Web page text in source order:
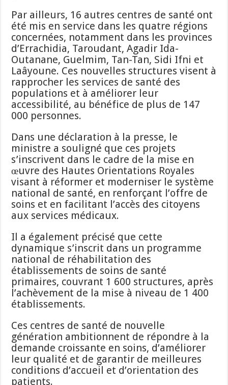
Par ailleurs, 16 autres centres de santé ont
été mis en service dans les quatre régions
concernées, notamment dans les provinces
d’Errachidia, Taroudant, Agadir Ida-
Outanane, Guelmim, Tan-Tan, Sidi Ifni et
Laâyoune. Ces nouvelles structures visent à
rapprocher les services de santé des
populations et à améliorer leur
accessibilité, au bénéfice de plus de 147
000 personnes.
Dans une déclaration à la presse, le
ministre a souligné que ces projets
s’inscrivent dans le cadre de la mise en
œuvre des Hautes Orientations Royales
visant à réformer et moderniser le système
national de santé, en renforçant l’offre de
soins et en facilitant l’accès des citoyens
aux services médicaux.
Il a également précisé que cette
dynamique s’inscrit dans un programme
national de réhabilitation des
établissements de soins de santé
primaires, couvrant 1 600 structures, après
l’achèvement de la mise à niveau de 1 400
établissements.
Ces centres de santé de nouvelle
génération ambitionnent de répondre à la
demande croissante en soins, d’améliorer
leur qualité et de garantir de meilleures
conditions d’accueil et d’orientation des
patients.